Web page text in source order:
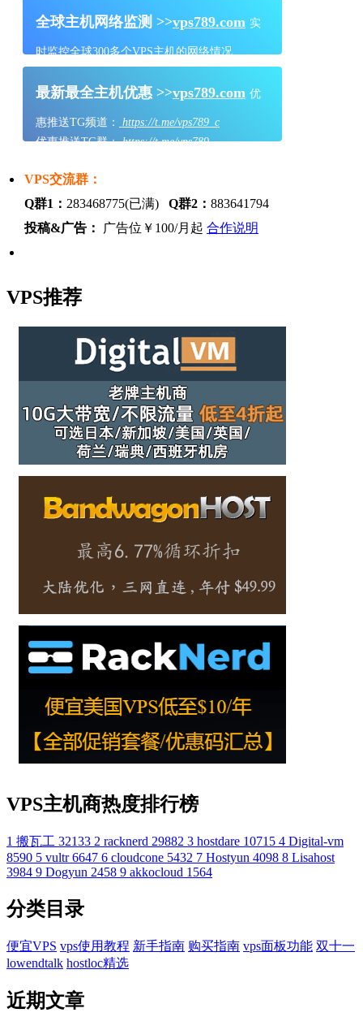
全球主机网络监测 >>vps789.com 实
时监控全球300多个VPS主机的网络情况
最新最全主机优惠 >>vps789.com 优
惠推送TG频道：
https://t.me/vps789_c
优惠推送TG群：https://t.me/vps789
VPS交流群：
Q群1： 283468775(已满) Q群2： 883641794
投稿&广告：
广告位￥100/月起 合作说明
VPS推荐
VPS主机商热度排行榜
1 搬瓦工 32133 2 racknerd 29882 3 hostdare 10715 4 Digital-vm
8590 5 vultr 6647 6 cloudcone 5432 7 Hostyun 4098 8 Lisahost
3984 9 Dogyun 2458 9 akkocloud 1564
分类目录
便宜VPS vps使用教程 新手指南 购买指南 vps面板功能 双十一
lowendtalk hostloc精选
近期文章